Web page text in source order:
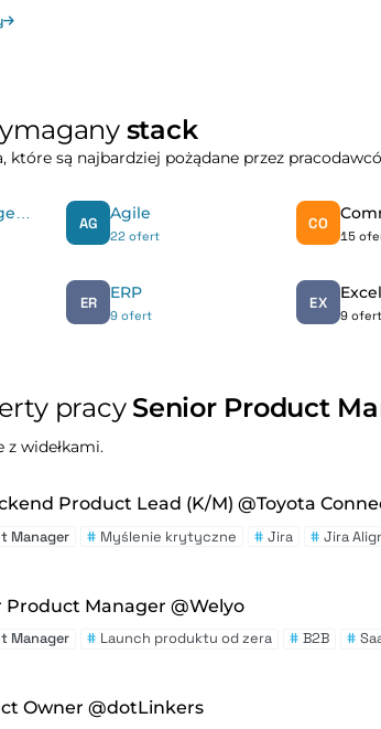
stack
które są najbardziej pożądane przez
AG
Agile
22 ofert
CO
15
ER
ERP
9 ofert
EX
Excel
9 ofert
pracy Senior Product
widełkami.
Product Lead (K/M) @Toyota
Manager # Myślenie krytyczne # Jira # Jira
Product Manager @Welyo
Manager # Launch produktu od zera # B2B #
Owner @dotLinkers